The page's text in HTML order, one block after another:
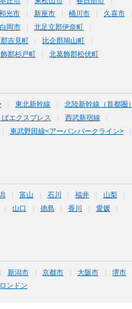
光市 新座市 桶川市
久喜市
白岡市
北足立郡伊奈町
郡吉見町
比企郡鳩山町
郡杉戸町 北葛飾郡松伏町
東北新幹線
北陸新幹線（首都圏）
ばエクスプレス
西武新宿線
東武野田線<アーバンパークライン>
富山 石川 福井
山梨
山口 徳島 香川
愛媛
新潟市 京都市 大阪市
堺市
ロンドン